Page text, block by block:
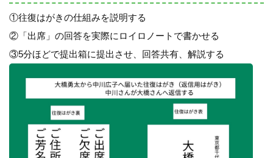
①往復はがきの仕組みを説明する
②「出席」の回答を実際にロイロノートで書かせる
③5分ほどで提出箱に提出させ、回答共有、解説する